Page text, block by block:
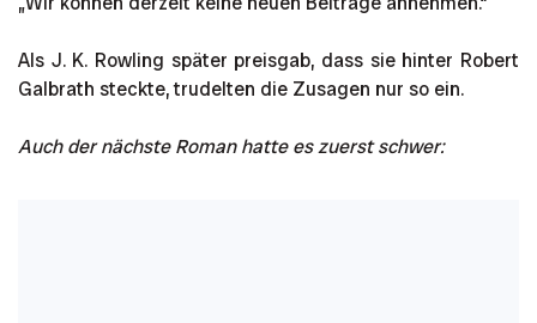
Als J. K. Rowling später preisgab, dass sie hinter Robert
Galbrath steckte, trudelten die Zusagen nur so ein.
Auch der nächste Roman hatte es zuerst schwer: